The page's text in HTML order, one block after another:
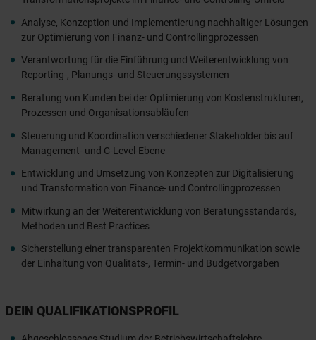
Analyse, Konzeption und Implementierung nachhaltiger Lösungen
zur Optimierung von Finanz- und Controllingprozessen
Verantwortung für die Einführung und Weiterentwicklung von
Reporting-, Planungs- und Steuerungssystemen
Beratung von Kunden bei der Optimierung von Kostenstrukturen,
Prozessen und Organisationsabläufen
Steuerung und Koordination verschiedener Stakeholder bis auf
Management- und C-Level-Ebene
Entwicklung und Umsetzung von Konzepten zur Digitalisierung
und Transformation von Finance- und Controllingprozessen
Mitwirkung an der Weiterentwicklung von Beratungsstandards,
Methoden und Best Practices
Sicherstellung einer transparenten Projektkommunikation sowie
der Einhaltung von Qualitäts-, Termin- und Budgetvorgaben
DEIN QUALIFIKATIONSPROFIL